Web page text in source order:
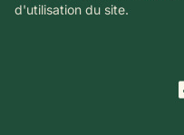
d'utilisation du site.